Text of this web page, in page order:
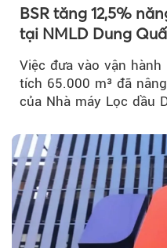
BSR tăng 12,5%
tại NMLD Dung
Việc đưa vào vận
tích 65.000 m³ đã
của Nhà máy Lọc dầu